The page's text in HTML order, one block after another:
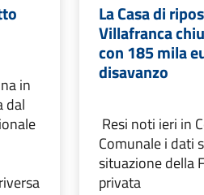
in
dal
La Casa di
Villafranca
con 185 mila
disavanzo
Resi noti ieri in
Comunale i dati
situazione della
privata